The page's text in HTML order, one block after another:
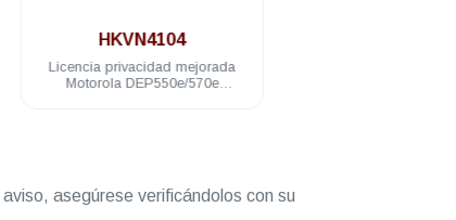
HKVN4104
Licencia privacidad mejorada
Motorola DEP550e/570e
asegúrese verificándolos con su